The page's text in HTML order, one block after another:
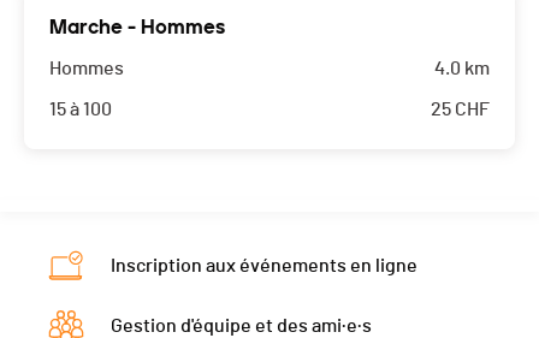
Marche - Hommes
Hommes
15 à 100
4.0 km
25 CHF
Inscription aux événements en ligne
Gestion d'équipe et des ami·e·s